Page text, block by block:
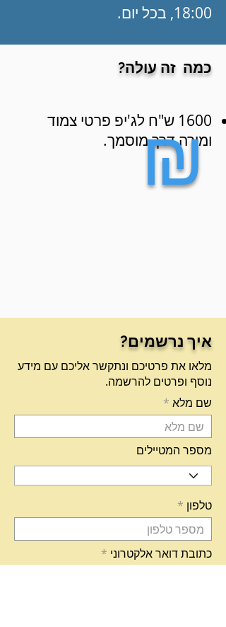
18:00, בכל יום.
כמה זה עולה?
1600 ש"ח לג'יפ פרטי צמוד
ומורה דרך מוסמך.
₪
איך נרשמים?
מלאו את פרטיכם ונתקשר אליכם עם מידע
נוסף ופרטים להרשמה.
שם מלא
מספר המטיילים
טלפון
כתובת דואר אלקטרוני